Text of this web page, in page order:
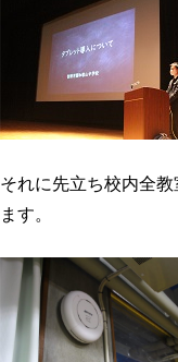
それに先立ち校内全
ます。